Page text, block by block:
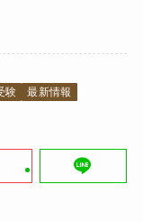
験
最新情報